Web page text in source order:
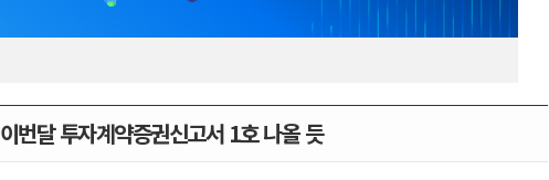
이번달 투자계약증권신고서 1호 나올 듯